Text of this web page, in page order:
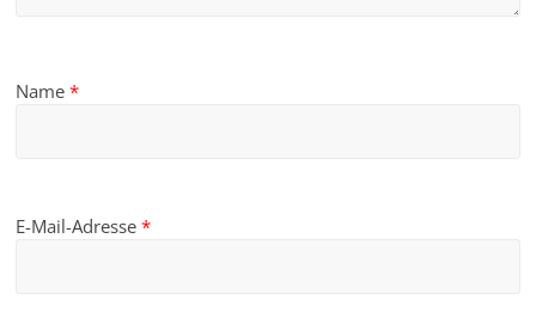
Name*
E-Mail-Adresse*